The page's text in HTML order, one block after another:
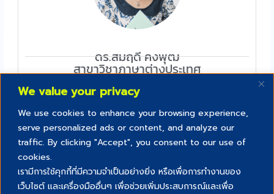
We value your privacy
We use cookies to enhance your browsing experience,
serve personalized ads or content, and analyze our
traffic. By clicking "Accept", you consent to our use of
cookies.
เรามีการใช้คุกกี้ที่มีความจำเป็นอย่างยิ่ง หรือเพื่อการทำงานของ
เว็บไซต์ และเครื่องมืออื่นๆ เพื่อช่วยเพิ่มประสบการณ์และเพื่อ
ดร.สมฤดี คงพุฒ
สาขาวิชาภาษาต่างประเทศ
Creative commons สัญญาอนุญาตสิทธิ์